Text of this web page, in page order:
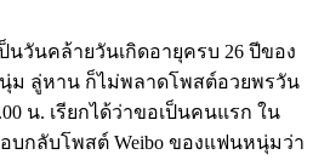
นวันคล้ายวันเกิดอายุครบ 26 ปีของ
ม ลู่หาน ก็ไม่พลาดโพสต์อวยพรวัน
น. เรียกได้ว่าขอเป็นคนแรก ใน
บกลับโพสต์ Weibo ของแฟนหนุ่มว่า